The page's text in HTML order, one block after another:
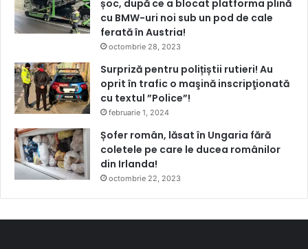
șoc, după ce a blocat platforma plină
cu BMW-uri noi sub un pod de cale
ferată în Austria!
octombrie 28, 2023
Surpriză pentru polițiștii rutieri! Au
oprit în trafic o maşină inscripţionată
cu textul ”Police”!
februarie 1, 2024
Șofer român, lăsat în Ungaria fără
coletele pe care le ducea românilor
din Irlanda!
octombrie 22, 2023